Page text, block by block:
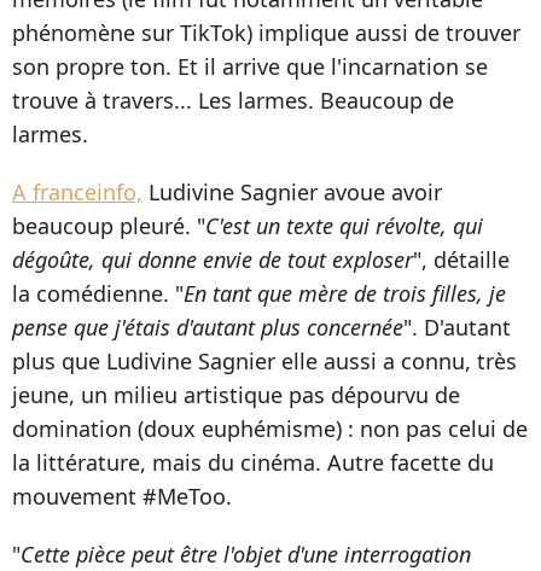
phénomène sur TikTok) implique aussi de trouver
son propre ton. Et il arrive que l'incarnation se
trouve à travers... Les larmes. Beaucoup de
larmes.
A franceinfo, Ludivine Sagnier avoue avoir
beaucoup pleuré. "C'est un texte qui révolte, qui
dégoûte, qui donne envie de tout exploser", détaille
la comédienne. "En tant que mère de trois filles, je
pense que j'étais d'autant plus concernée". D'autant
plus que Ludivine Sagnier elle aussi a connu, très
jeune, un milieu artistique pas dépourvu de
domination (doux euphémisme) : non pas celui de
la littérature, mais du cinéma. Autre facette du
mouvement #MeToo.
"Cette pièce peut être l'objet d'une interrogation